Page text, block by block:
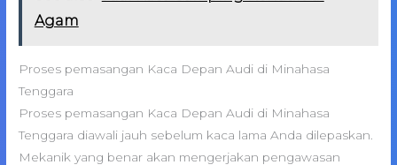
Agam
Proses pemasangan Kaca Depan Audi di Minahasa
Tenggara
Proses pemasangan Kaca Depan Audi di Minahasa
Tenggara diawali jauh sebelum kaca lama Anda dilepaskan.
Mekanik yang benar akan mengerjakan pengawasan